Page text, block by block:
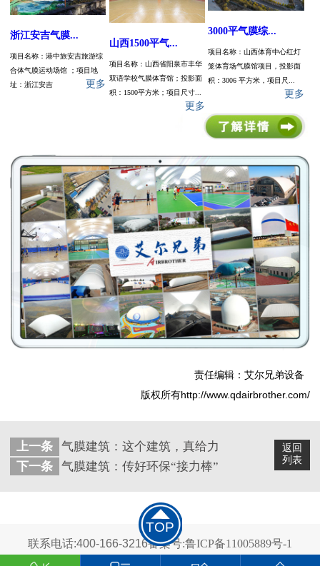
浙江安吉气膜...
项目名称：港中旅安吉旅游综
合体气膜运动场馆 ；项目地
址：浙江安吉
更多
山西1500平气...
项目名称：山西省阳泉市丰华
双语学校气膜体育馆；投影面
积：1500平方米；项目尺寸...
更多
3000平气膜综...
项目名称：山西体育中心红灯
笼体育场气膜馆项目，投影面
积：3006 平方米，项目尺...
更多
责任编辑：艾尔兄弟设备
版权所有http://www.qdairbrother.com/
返回
列表
上一条
气膜建筑：这个建筑，真给力
下一条
气膜建筑：传好环保“接力棒”
TOP
联系电话:400-166-3216备案号:鲁ICP备11005889号-1